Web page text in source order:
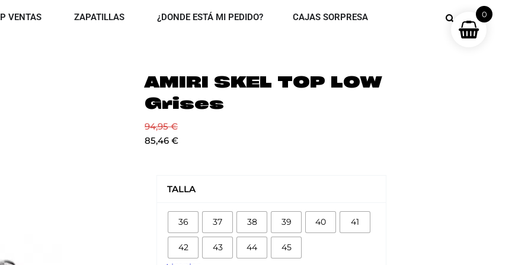
VENTAS OPEN TOP VENTAS
ZAPATILLAS OPEN ZAPATILLAS
¿DONDE ESTÁ MI PEDIDO? CAJAS SORPRESA
AMIRI SKEL TOP LOW
Grises
94,95€
85,46 €
TALLA
36 37 38 39 40 41
42 43 44 45
SKEL
LOW
grises
cantidad
0